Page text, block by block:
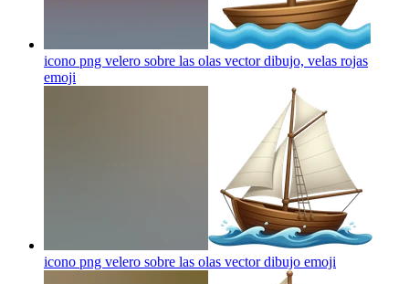
icono png velero sobre las olas vector dibujo, velas rojas
emoji
icono png velero sobre las olas vector dibujo emoji